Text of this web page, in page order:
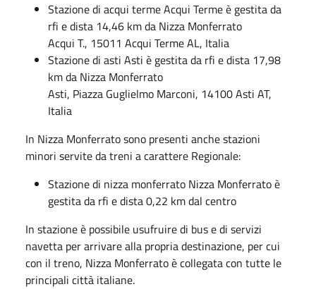
Stazione di acqui terme Acqui Terme è gestita da
rfi e dista 14,46 km da Nizza Monferrato
Acqui T., 15011 Acqui Terme AL, Italia
Stazione di asti Asti è gestita da rfi e dista 17,98
km da Nizza Monferrato
Asti, Piazza Guglielmo Marconi, 14100 Asti AT,
Italia
In Nizza Monferrato sono presenti anche stazioni
minori servite da treni a carattere Regionale:
Stazione di nizza monferrato Nizza Monferrato è
gestita da rfi e dista 0,22 km dal centro
In stazione è possibile usufruire di bus e di servizi
navetta per arrivare alla propria destinazione, per cui
con il treno, Nizza Monferrato è collegata con tutte le
principali città italiane.